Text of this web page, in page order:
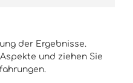
der Ergebnisse.
und ziehen Sie